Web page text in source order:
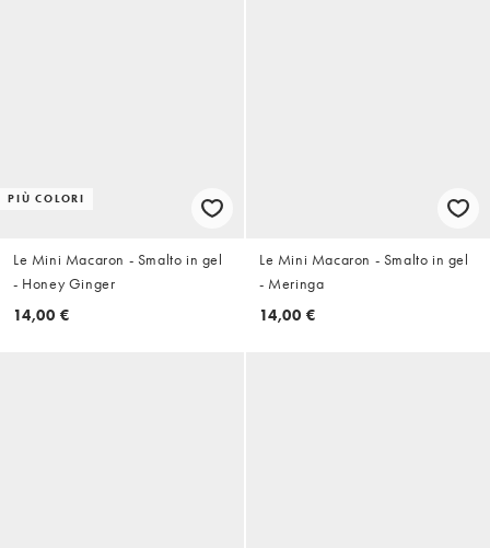
PIÙ COLORI
Le Mini Macaron - Smalto in gel
- Honey Ginger
14,00 €
Le Mini Macaron - Smalto in gel
- Meringa
14,00 €